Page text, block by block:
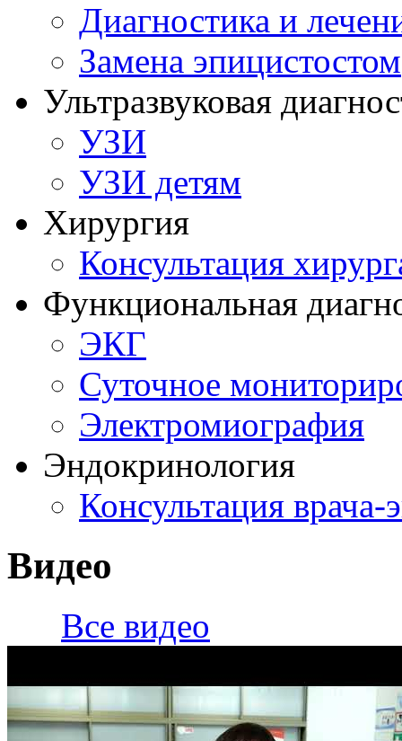
Диагностика и
Замена эпицистостом
Ультразвуковая
УЗИ
УЗИ детям
Хирургия
Консультация
Функциональная
ЭКГ
Суточное
Электромиография
Эндокринология
Консультация врача-
Видео
Все видео